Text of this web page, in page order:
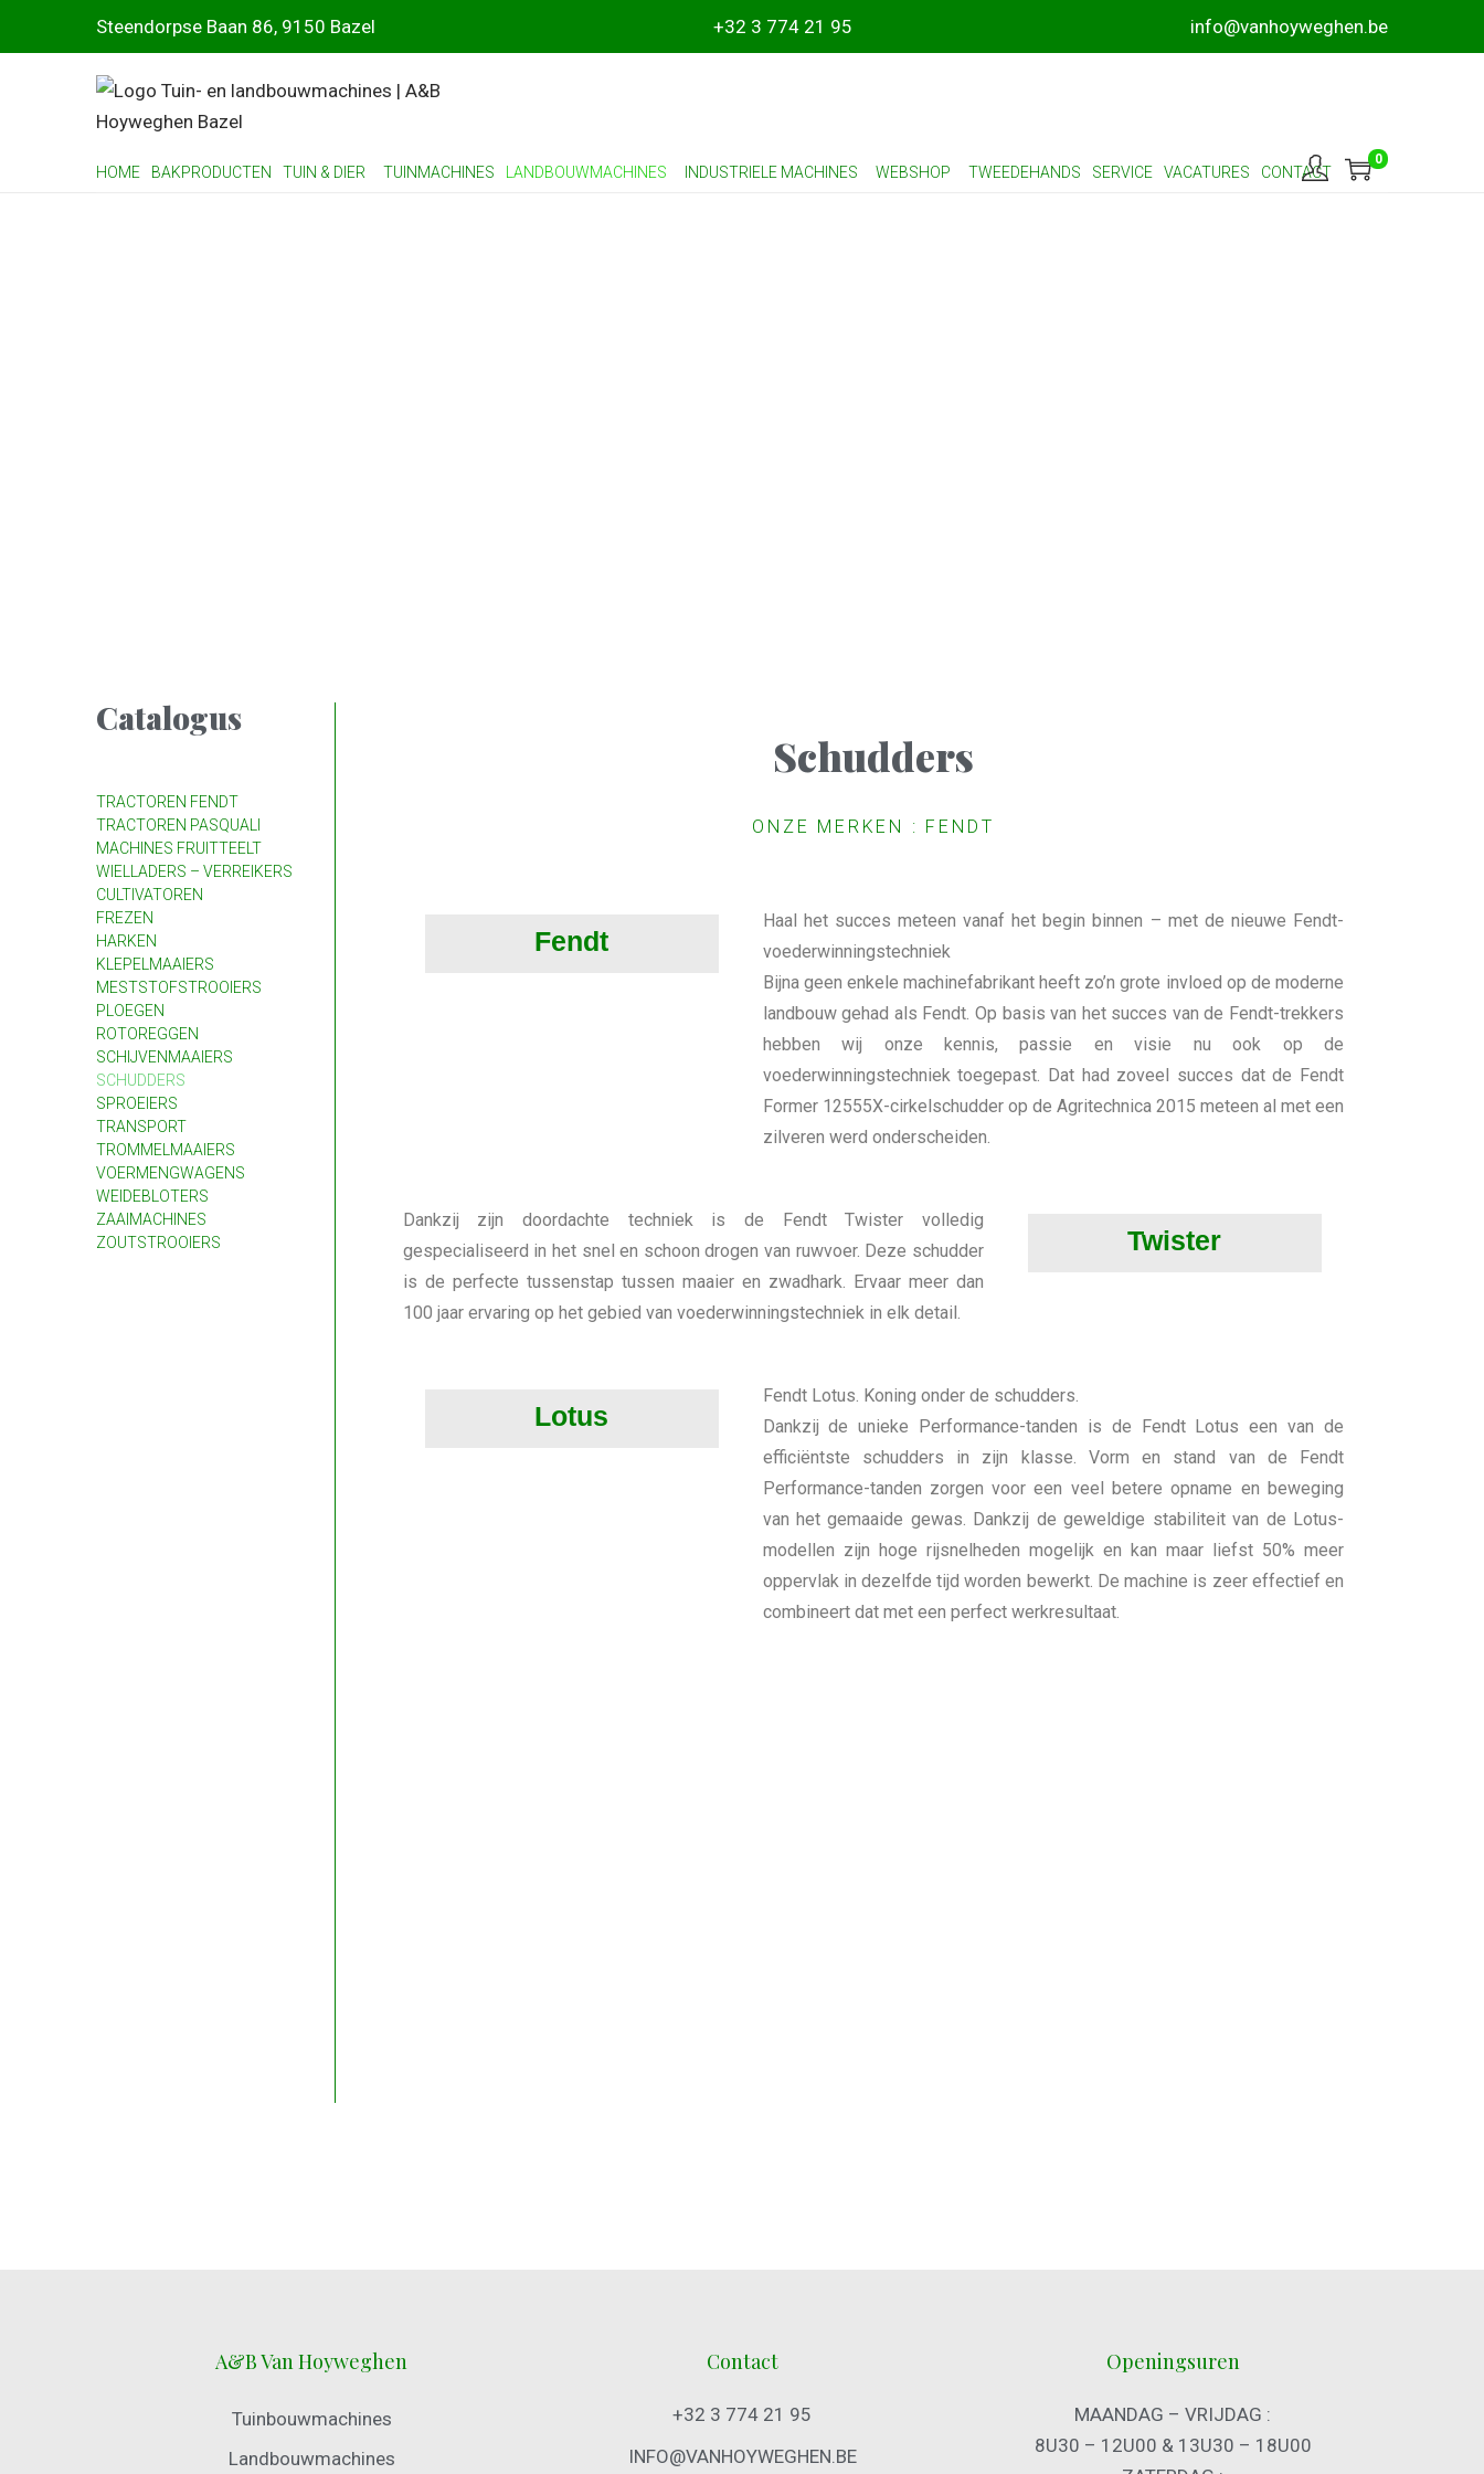
Steendorpse Baan 86, 9150 Bazel +32 3 774 21 95 info@vanhoyweghen.be
HOME BAKPRODUCTEN TUIN & DIER TUINMACHINES LANDBOUWMACHINES INDUSTRIELE MACHINES WEBSHOP TWEEDEHANDS SERVICE VACATURES CONTACT
0
Catalogus
TRACTOREN FENDT
TRACTOREN PASQUALI
MACHINES FRUITTEELT
WIELLADERS – VERREIKERS
CULTIVATOREN
FREZEN
HARKEN
KLEPELMAAIERS
MESTSTOFSTROOIERS
PLOEGEN
ROTOREGGEN
SCHIJVENMAAIERS
SCHUDDERS
SPROEIERS
TRANSPORT
TROMMELMAAIERS
VOERMENGWAGENS
WEIDEBLOTERS
ZAAIMACHINES
ZOUTSTROOIERS
Schudders
ONZE MERKEN : FENDT
Fendt
Haal het succes meteen vanaf het begin binnen – met de nieuwe Fendt-
voederwinningstechniek
Bijna geen enkele machinefabrikant heeft zo’n grote invloed op de moderne
landbouw gehad als Fendt. Op basis van het succes van de Fendt-trekkers
hebben wij onze kennis, passie en visie nu ook op de
voederwinningstechniek toegepast. Dat had zoveel succes dat de Fendt
Former 12555X-cirkelschudder op de Agritechnica 2015 meteen al met een
zilveren werd onderscheiden.
Dankzij zijn doordachte techniek is de Fendt Twister volledig
gespecialiseerd in het snel en schoon drogen van ruwvoer. Deze schudder
is de perfecte tussenstap tussen maaier en zwadhark. Ervaar meer dan
100 jaar ervaring op het gebied van voederwinningstechniek in elk detail.
Twister
Lotus
Fendt Lotus. Koning onder de schudders.
Dankzij de unieke Performance-tanden is de Fendt Lotus een van de
efficiëntste schudders in zijn klasse. Vorm en stand van de Fendt
Performance-tanden zorgen voor een veel betere opname en beweging
van het gemaaide gewas. Dankzij de geweldige stabiliteit van de Lotus-
modellen zijn hoge rijsnelheden mogelijk en kan maar liefst 50% meer
oppervlak in dezelfde tijd worden bewerkt. De machine is zeer effectief en
combineert dat met een perfect werkresultaat.
A&B Van Hoyweghen
Tuinbouwmachines
Landbouwmachines
Contact
+32 3 774 21 95
INFO@VANHOYWEGHEN.BE
Openingsuren
MAANDAG – VRIJDAG :
8U30 – 12U00 & 13U30 – 18U00